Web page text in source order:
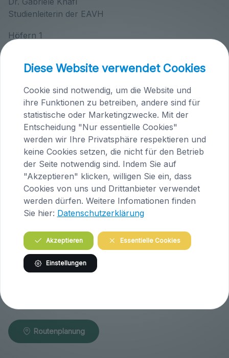
Studienleiterin der EAVH
Höfern 1
E-Mail:tieraerztin@knafl.at
Tierärztepraxen Knafl
Brandlhof
Höfern 1
A-9063 Maria Saal
Tel.
Routenplanung
Diese Website verwendet Cookies
Cookie sind notwendig, um die Website und
ihre Funktionen zu betreiben, andere sind für
statistische oder Marketingzwecke. Mit der
Entscheidung "Nur essentielle Cookies"
werden wir Ihre Privatsphäre respektieren und
keine Cookies setzen, die nicht für den Betrieb
der Seite notwendig sind. Indem Sie auf
"Akzeptieren" klicken, willigen Sie ein, dass
Cookies von uns und Drittanbieter verwendet
werden dürfen. Weitere Infomationen finden
Sie hier: Datenschutzerklärung
Akzeptieren Essentielle Cookies
Einstellungen